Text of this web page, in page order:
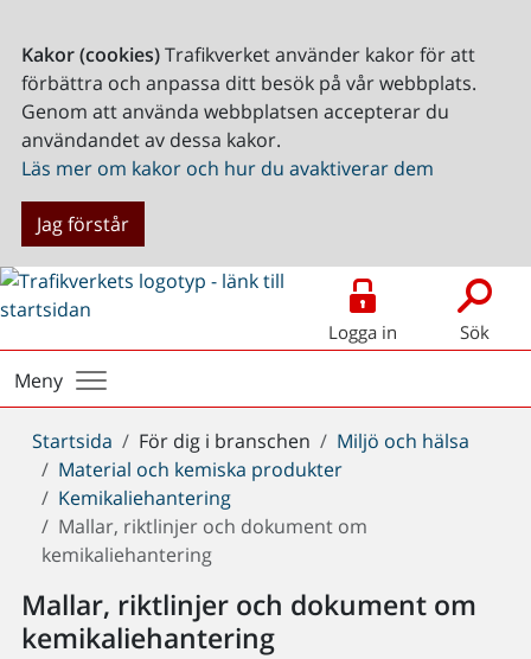
Kakor (cookies)Trafikverket använder kakor för att
förbättra och anpassa ditt besök på vår webbplats.
Genom att använda webbplatsen accepterar du
användandet av dessa kakor.
Läs mer om kakor och hur du avaktiverar dem
Jag förstår
Logga in Sök
Meny
Du
är
här:
Startsida För dig i branschen
Miljö och hälsa
Material och kemiska produkter
Kemikaliehantering
Mallar, riktlinjer och dokument om
kemikaliehantering
Mallar, riktlinjer och dokument om
kemikaliehantering